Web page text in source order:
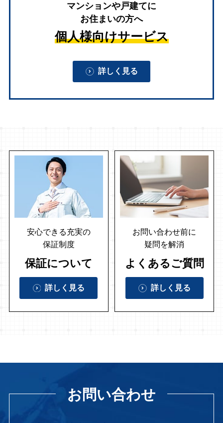
マンションや戸建てに
お住まいの方へ
個人様向けサービス
詳しく見る
安心できる充実の
保証制度
保証について
詳しく見る
お問い合わせ前に
疑問を解消
よくあるご質問
詳しく見る
お問い合わせ